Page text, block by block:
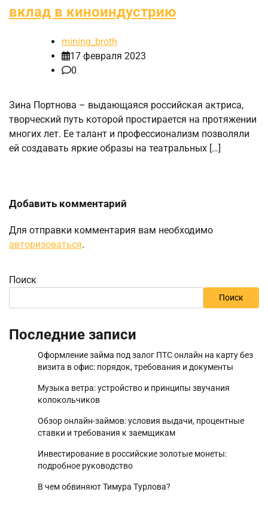
вклад в киноиндустрию
mining_broth
17 февраля 2023
0
Зина Портнова – выдающаяся российская актриса,
творческий путь которой простирается на протяжении
многих лет. Ее талант и профессионализм позволяли
ей создавать яркие образы на театральных […]
Добавить комментарий
Для отправки комментария вам необходимо
авторизоваться.
Поиск
Поиск
Последние записи
Оформление займа под залог ПТС онлайн на карту без
визита в офис: порядок, требования и документы
Музыка ветра: устройство и принципы звучания
колокольчиков
Обзор онлайн-займов: условия выдачи, процентные
ставки и требования к заемщикам
Инвестирование в российские золотые монеты:
подробное руководство
В чем обвиняют Тимура Турлова?